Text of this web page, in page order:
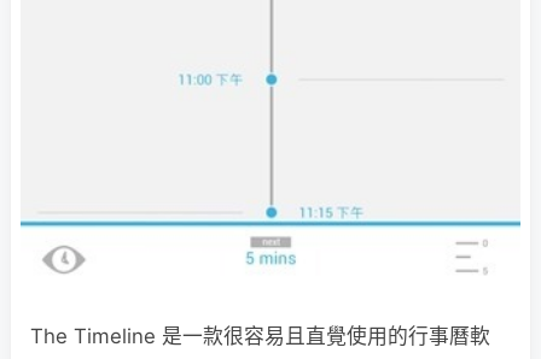
The Timeline 是一款很容易且直覺使用的行事曆軟